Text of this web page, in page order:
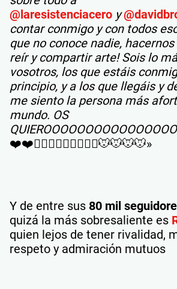
@laresistenciacero y
contar conmigo y con todos
que no conoce nadie,
reír y compartir arte! Sois lo
vosotros, los que estáis
principio, y a los que llegáis y
me siento la persona más
mundo. OS
❤️❤️🤸🏽‍♀️🤸🏽‍♀️🤸🏽‍♀️🐭🐭🐭🐭»
Y de entre sus 80 mil
quizá la más sobresaliente es
quien lejos de tener rivalidad,
respeto y admiración mutuos